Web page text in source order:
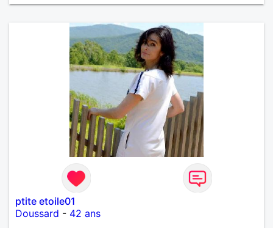
ptite etoile01
Doussard - 42 ans